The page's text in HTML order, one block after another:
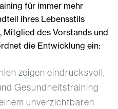
für immer mehr
ihres Lebensstils
, Mitglied des Vorstands und
die Entwicklung ein:
zeigen eindrucksvoll,
Gesundheitstraining
unverzichtbaren